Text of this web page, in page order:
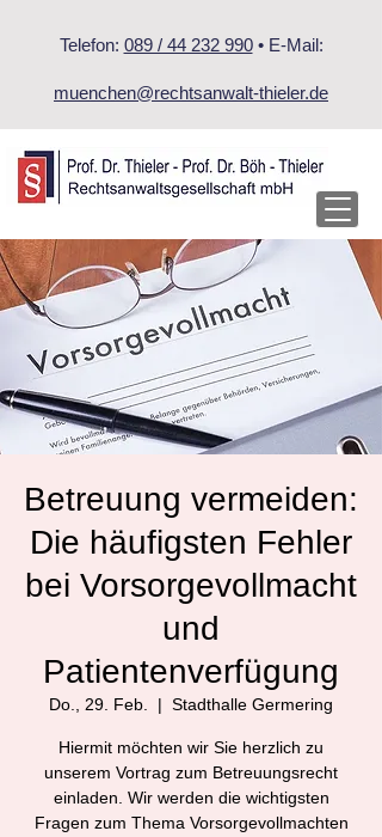
Telefon: 089 / 44 232 990• E-Mail:
muenchen@rechtsanwalt-thieler.de
Betreuung vermeiden:
Die häufigsten Fehler
bei Vorsorgevollmacht
und
Patientenverfügung
Do., 29. Feb.
  |
Stadthalle Germering
Hiermit möchten wir Sie herzlich zu
unserem Vortrag zum Betreuungsrecht
einladen. Wir werden die wichtigsten
Fragen zum Thema Vorsorgevollmachten